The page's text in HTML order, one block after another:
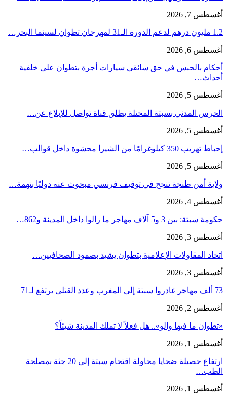
أغسطس 7, 2026
1.2 مليون درهم لدعم الدورة الـ31 لمهرجان تطوان لسينما البحر…
أغسطس 6, 2026
أحكام بالحبس في حق سائقي سيارات أجرة بتطوان على خلفية
أحداث…
أغسطس 5, 2026
الحرس المدني بسبتة المحتلة يطلق قناة تواصل للإبلاغ عن…
أغسطس 5, 2026
إحباط تهريب 350 كيلوغرامًا من الشيرا محشوة داخل قوالب…
أغسطس 5, 2026
ولاية أمن طنجة تنجح في توقيف فرنسي مبحوث عنه دوليًا بتهمة…
أغسطس 4, 2026
حكومة سبتة: بين 3 و5 آلاف مهاجر ما زالوا داخل المدينة و862…
أغسطس 3, 2026
اتحاد المقاولات الإعلامية بتطوان يشيد بصمود الصحافيين…
أغسطس 3, 2026
73 ألف مهاجر غادروا سبتة إلى المغرب وعدد القتلى يرتفع لـ71
أغسطس 2, 2026
«تطوان ما فيها والو».. هل فعلاً لا تملك المدينة شيئاً؟
أغسطس 1, 2026
ارتفاع حصيلة ضحايا محاولة اقتحام سبتة إلى 20 جثة بمصلحة
الطب…
أغسطس 1, 2026